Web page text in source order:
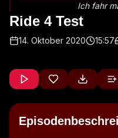
Ich fahr
Ride 4 Test
14. Oktober 2020 15:57